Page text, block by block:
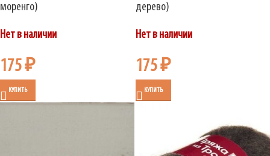
моренго)
Нет в наличии
175₽
КУПИТЬ
дерево)
Нет в наличии
175₽
КУПИТЬ